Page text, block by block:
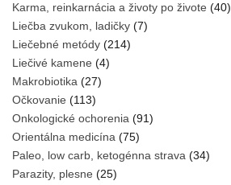
Karma, reinkarnácia a životy po živote (40)
Liečba zvukom, ladičky (7)
Liečebné metódy (214)
Liečivé kamene (4)
Makrobiotika (27)
Očkovanie (113)
Onkologické ochorenia (91)
Orientálna medicína (75)
Paleo, low carb, ketogénna strava (34)
Parazity, plesne (25)